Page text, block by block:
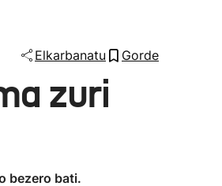
Elkarbanatu Gorde
zuri
bezero bati.